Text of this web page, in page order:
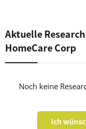
Aktuelle
HomeCare Corp
Noch keine
Ich